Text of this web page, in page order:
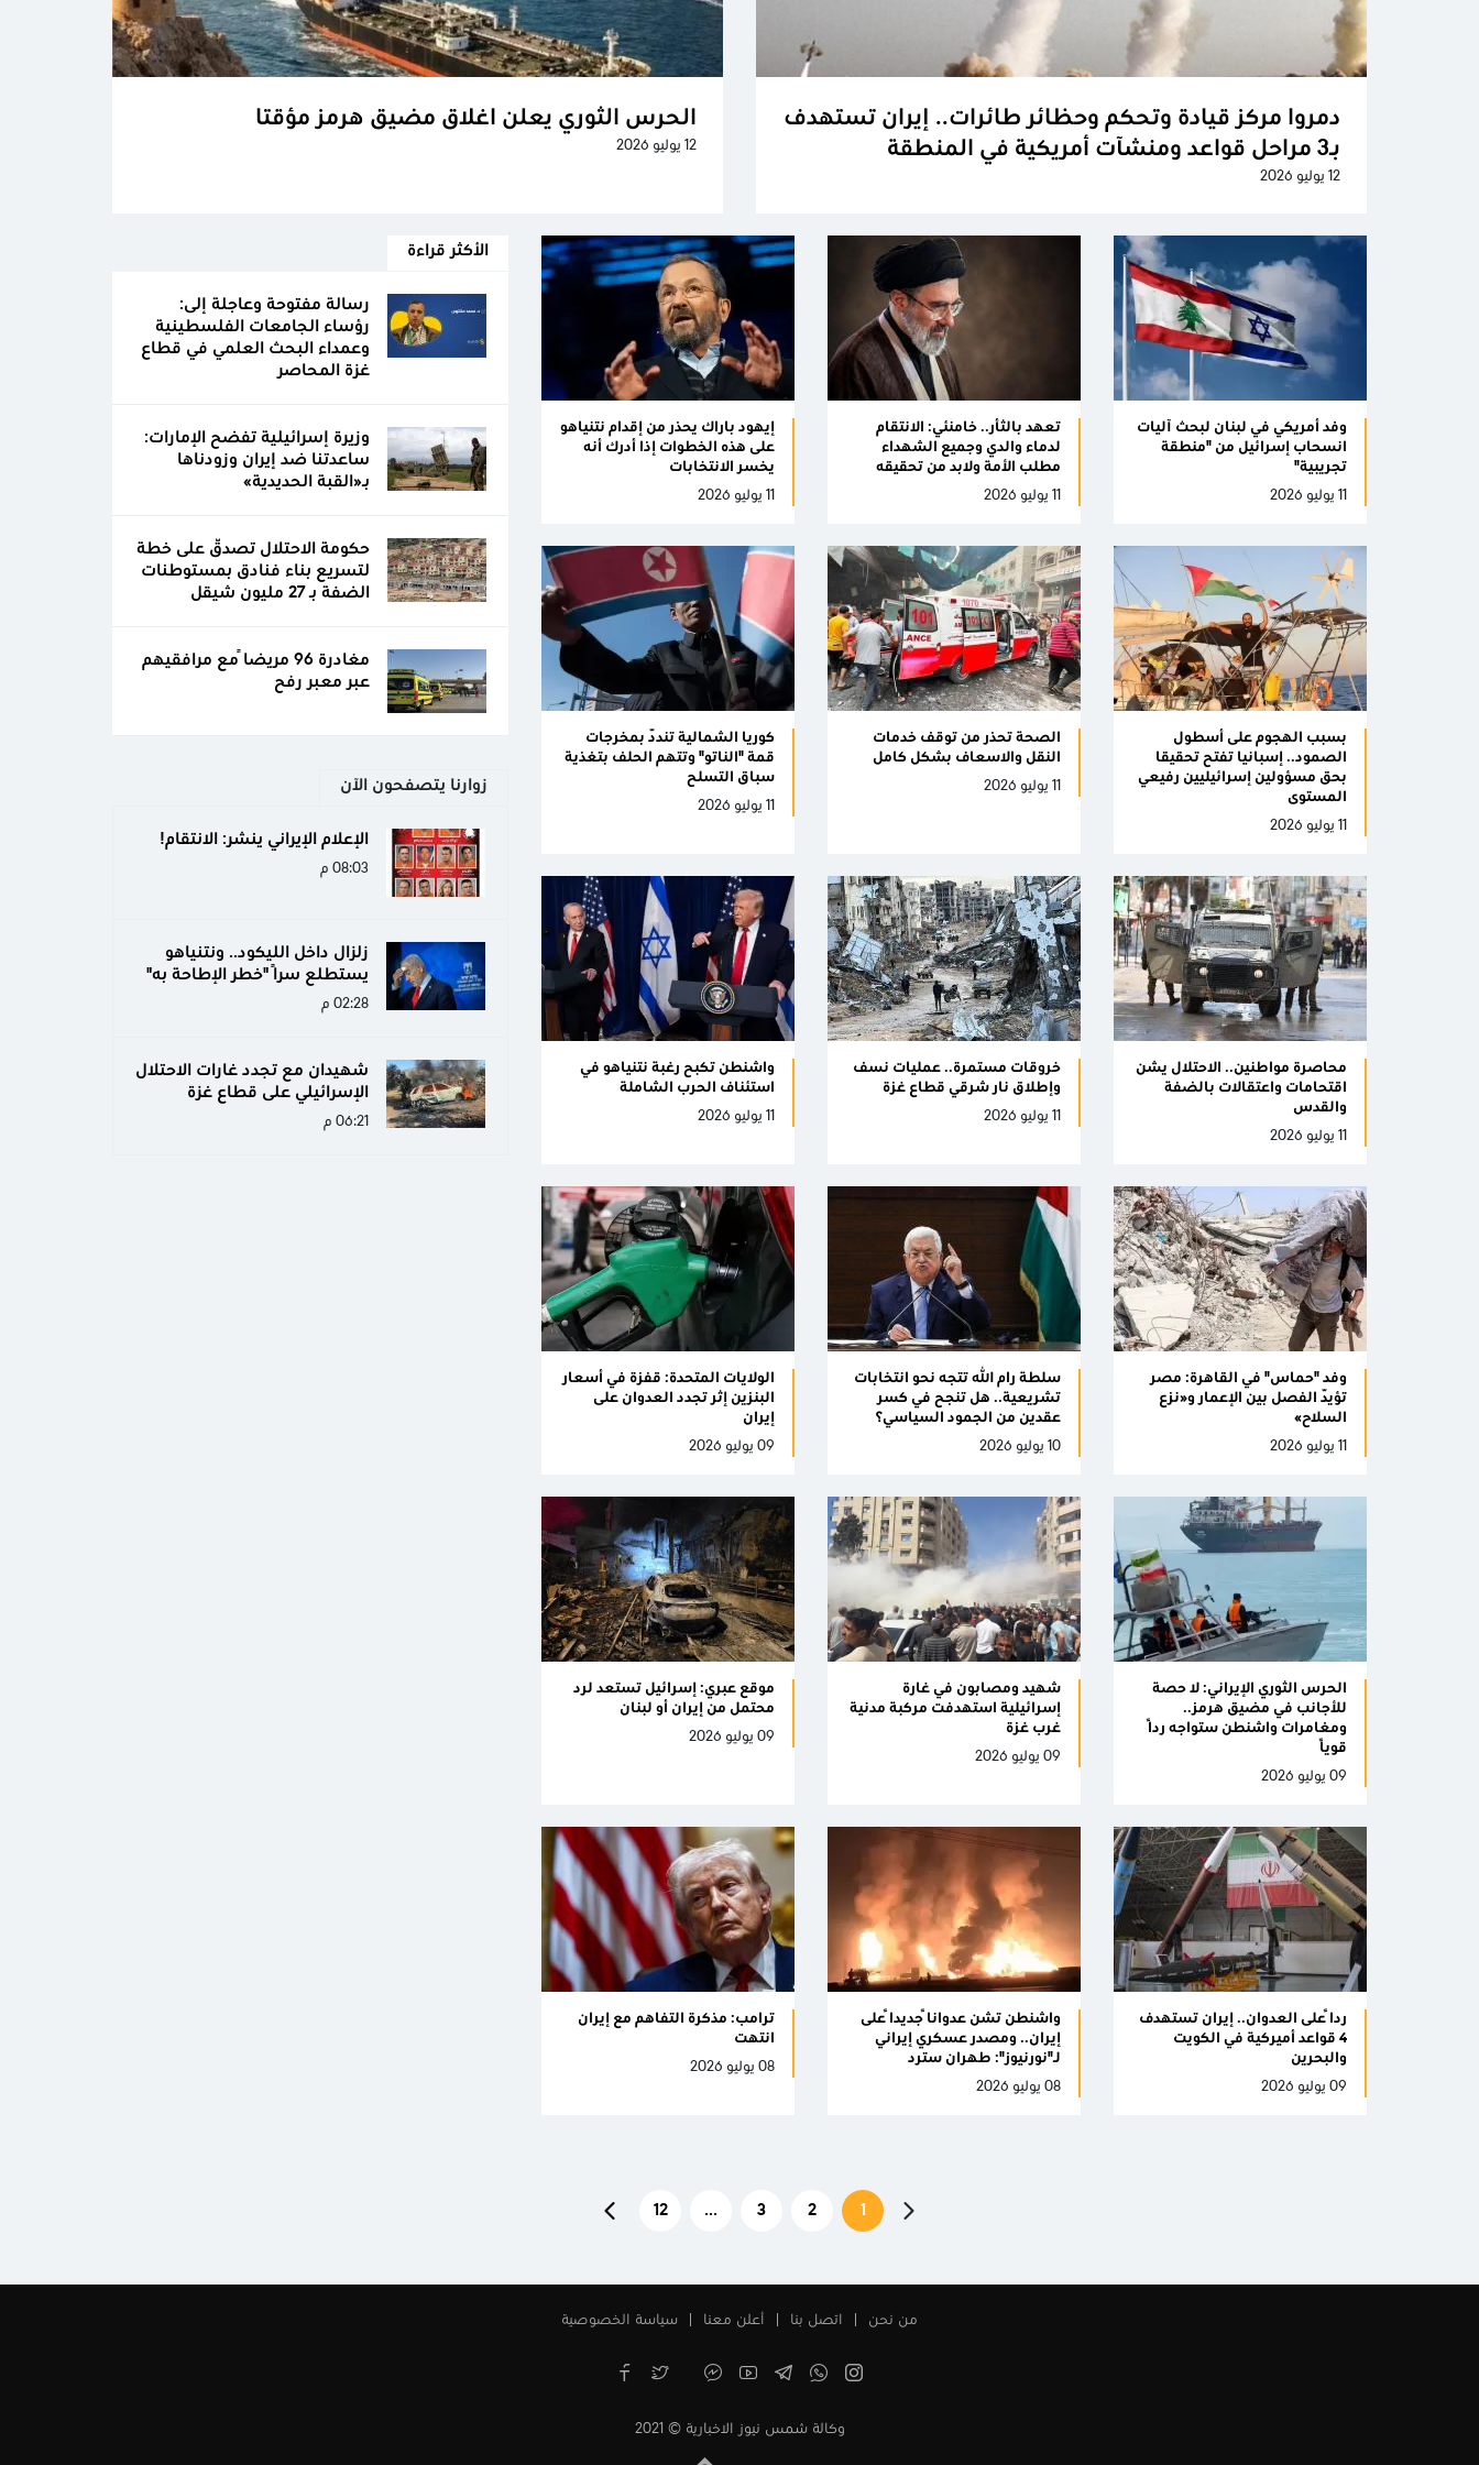
دمروا مركز قيادة وتحكم وحظائر طائرات.. إيران تستهدف
بـ3 مراحل قواعد ومنشآت أمريكية في المنطقة
12 يوليو 2026
الحرس الثوري يعلن اغلاق مضيق هرمز مؤقتا
12 يوليو 2026
وفد أمريكي في لبنان لبحث آليات
انسحاب إسرائيل من "منطقة
تجريبية"
11 يوليو 2026
تعهد بالثأر.. خامنئي: الانتقام
لدماء والدي وجميع الشهداء
مطلب الأمة ولابد من تحقيقه
11 يوليو 2026
إيهود باراك يحذر من إقدام نتنياهو
على هذه الخطوات إذا أدرك أنه
يخسر الانتخابات
11 يوليو 2026
بسبب الهجوم على أسطول
الصمود.. إسبانيا تفتح تحقيقا
بحق مسؤولين إسرائيليين رفيعي
المستوى
11 يوليو 2026
الصحة تحذر من توقف خدمات
النقل والاسعاف بشكل كامل
11 يوليو 2026
كوريا الشمالية تندّد بمخرجات
قمة "الناتو" وتتهم الحلف بتغذية
سباق التسلح
11 يوليو 2026
محاصرة مواطنين.. الاحتلال يشن
اقتحامات واعتقالات بالضفة
والقدس
11 يوليو 2026
خروقات مستمرة.. عمليات نسف
وإطلاق نار شرقي قطاع غزة
11 يوليو 2026
واشنطن تكبح رغبة نتنياهو في
استئناف الحرب الشاملة
11 يوليو 2026
وفد "حماس" في القاهرة: مصر
تؤيّد الفصل بين الإعمار و«نزع
السلاح»
11 يوليو 2026
سلطة رام الله تتجه نحو انتخابات
تشريعية.. هل تنجح في كسر
عقدين من الجمود السياسي؟
10 يوليو 2026
الولايات المتحدة: قفزة في أسعار
البنزين إثر تجدد العدوان على
إيران
09 يوليو 2026
الحرس الثوري الإيراني: لا حصة
للأجانب في مضيق هرمز..
ومغامرات واشنطن ستواجه ردًا
قويًا
09 يوليو 2026
شهيد ومصابون في غارة
إسرائيلية استهدفت مركبة مدنية
غرب غزة
09 يوليو 2026
موقع عبري: إسرائيل تستعد لرد
محتمل من إيران أو لبنان
09 يوليو 2026
رداً على العدوان.. إيران تستهدف
4 قواعد أميركية في الكويت
والبحرين
09 يوليو 2026
واشنطن تشن عدواناً جديداً على
إيران.. ومصدر عسكري إيراني
لـ"نورنيوز": طهران سترد
08 يوليو 2026
ترامب: مذكرة التفاهم مع إيران
انتهت
08 يوليو 2026
الأكثر قراءة
رسالة مفتوحة وعاجلة إلى:
رؤساء الجامعات الفلسطينية
وعمداء البحث العلمي في قطاع
غزة المحاصر
وزيرة إسرائيلية تفضح الإمارات:
ساعدتنا ضد إيران وزودناها
بـ«القبة الحديدية»
حكومة الاحتلال تصدّق على خطة
لتسريع بناء فنادق بمستوطنات
الضفة بـ 27 مليون شيقل
مغادرة 96 مريضاً مع مرافقيهم
عبر معبر رفح
زوارنا يتصفحون الآن
الإعلام الإيراني ينشر: الانتقام!
08:03 م
زلزال داخل الليكود.. ونتنياهو
يستطلع سرًا "خطر الإطاحة به"
02:28 م
شهيدان مع تجدد غارات الاحتلال
الإسرائيلي على قطاع غزة
06:21 م
1
2
3
...
12
من نحن اتصل بنا أعلن معنا سياسة الخصوصية
وكالة شمس نيوز الاخبارية © 2021